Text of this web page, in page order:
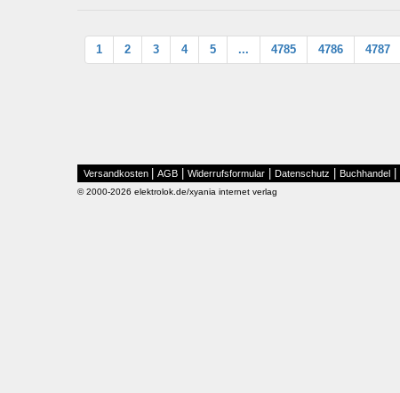
1 2 3 4 5 ... 4785 4786 4787
Versandkosten AGB Widerrufsformular Datenschutz Buchhandel
© 2000-2026 elektrolok.de/xyania internet verlag